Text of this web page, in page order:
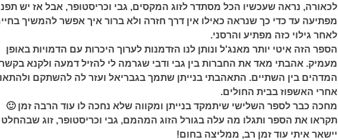
לכאורה, נראה שעכשיו הכל מסתדר לזוג המקסים, גבי וכריסטופר, אבל אז יש
מפתיעה עד כדי כך שנראה כאילו אין דרך חזרה ולא ברור איך אפשר להמשיך
לאחר גילוי כזה מפתיע והרסני.
הספר הזה איטי יותר מאנג'ל ונותן לנו הזדמנות לערוך היכרות עם הדמויות באופן
מעמיק. אהבתי מאד את החברות בין גבי ודבי שגרמה לי להזיל דמעה ולקנא בקשר
המדהים בין השתיים. התאהבתי בנייתן שתמך בגבריאל ועזר לה להשתקם
אחרי האשפוז בבית החולים.
מחכה כבר לספר השלישי שיתמקד בנייתן ומקווה שלא נחכה לו עוד הרבה זמן 🙂
תקראו את הספר ותגלו מה עלה בגורל הזוג המהמם, גבי וכריסטופר, זוג שבהחלט
יישאר איתי עוד זמן רב, ממליצה בחום!